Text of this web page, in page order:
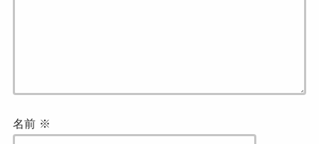
名前 ※